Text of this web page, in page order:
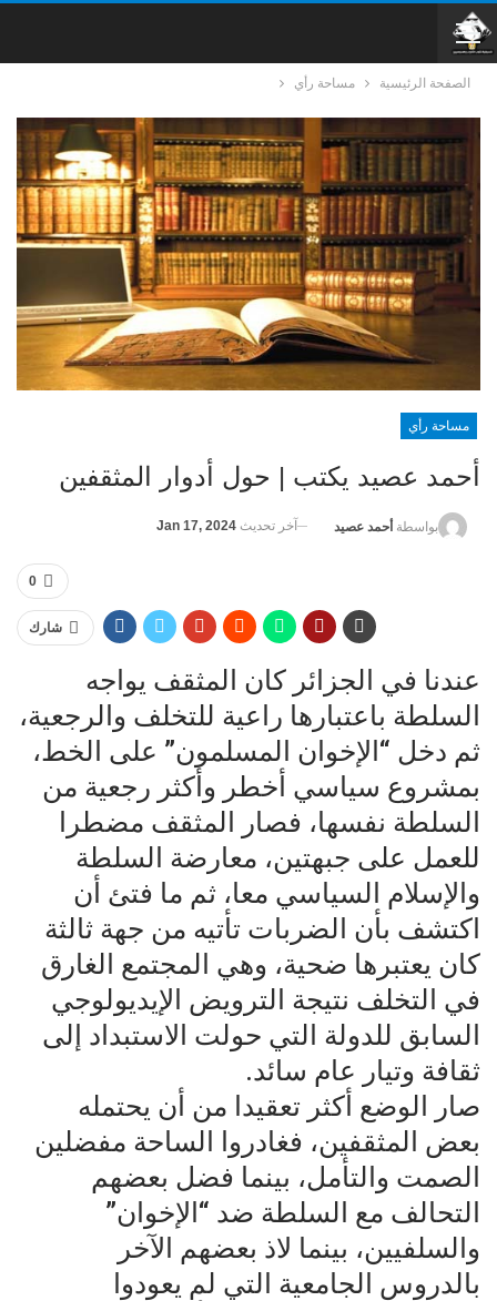
الصفحة الرئيسية مساحة رأي
مساحة رأي
أحمد عصيد يكتب | حول أدوار المثقفين
بواسطة أحمد عصيد آخر تحديث Jan 17, 2024
0
شارك
عندنا في الجزائر كان المثقف يواجه
السلطة باعتبارها راعية للتخلف والرجعية،
ثم دخل “الإخوان المسلمون” على الخط،
بمشروع سياسي أخطر وأكثر رجعية من
السلطة نفسها، فصار المثقف مضطرا
للعمل على جبهتين، معارضة السلطة
والإسلام السياسي معا، ثم ما فتئ أن
اكتشف بأن الضربات تأتيه من جهة ثالثة
كان يعتبرها ضحية، وهي المجتمع الغارق
في التخلف نتيجة الترويض الإيديولوجي
السابق للدولة التي حولت الاستبداد إلى
ثقافة وتيار عام سائد.
صار الوضع أكثر تعقيدا من أن يحتمله
بعض المثقفين، فغادروا الساحة مفضلين
الصمت والتأمل، بينما فضل بعضهم
التحالف مع السلطة ضد “الإخوان”
والسلفيين، بينما لاذ بعضهم الآخر
بالدروس الجامعية التي لم يعودوا